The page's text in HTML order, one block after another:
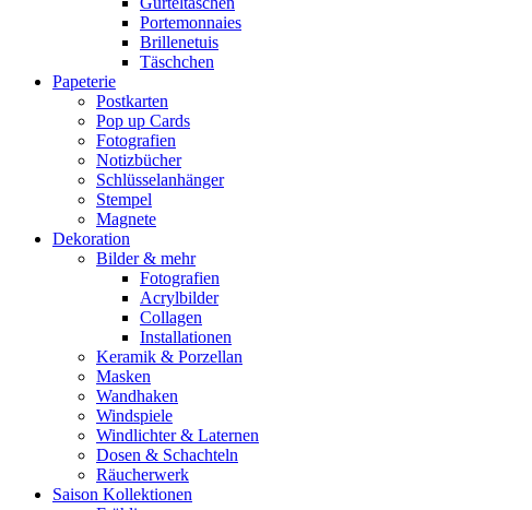
Portemonnaies
Brillenetuis
Täschchen
Papeterie
Postkarten
Pop up Cards
Fotografien
Notizbücher
Schlüsselanhänger
Stempel
Magnete
Dekoration
Bilder & mehr
Fotografien
Acrylbilder
Collagen
Installationen
Keramik & Porzellan
Masken
Wandhaken
Windspiele
Windlichter & Laternen
Dosen & Schachteln
Räucherwerk
Saison Kollektionen